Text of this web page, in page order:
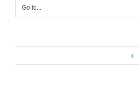
Go to...